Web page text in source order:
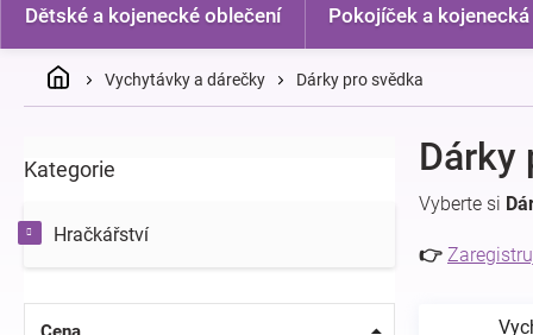
Dětské a kojenecké oblečení Pokojíček a kojenecká
DomůVychytávky a dárečky Dárky pro svědka
o
t
r
n
Přeskočit
Kategorie
Hračkářství
Dárky
Vyberte si
👉